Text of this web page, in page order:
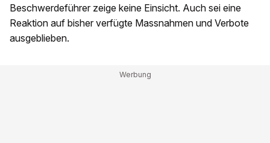
Beschwerdeführer zeige keine Einsicht. Auch sei eine
Reaktion auf bisher verfügte Massnahmen und Verbote
ausgeblieben.